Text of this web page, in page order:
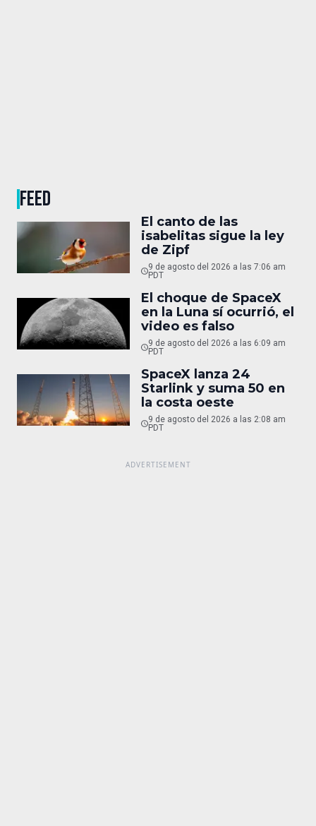
FEED
El canto de las
isabelitas sigue la ley
de Zipf
9 de agosto del 2026 a las 7:06 am
PDT
El choque de SpaceX
en la Luna sí ocurrió, el
video es falso
9 de agosto del 2026 a las 6:09 am
PDT
SpaceX lanza 24
Starlink y suma 50 en
la costa oeste
9 de agosto del 2026 a las 2:08 am
PDT